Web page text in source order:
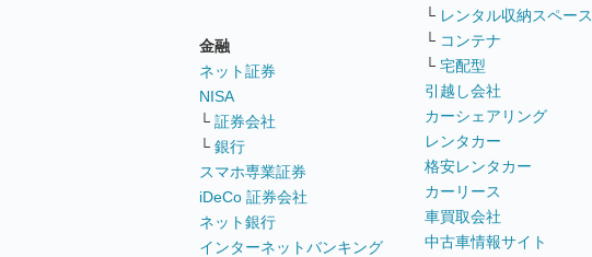
金融
ネット証券
NISA
└ 証券会社
└ 銀行
スマホ専業証券
iDeCo 証券会社
ネット銀行
インターネットバンキング
└ レンタル収納スペース
└ コンテナ
└ 宅配型
引越し会社
カーシェアリング
レンタカー
格安レンタカー
カーリース
車買取会社
中古車情報サイト